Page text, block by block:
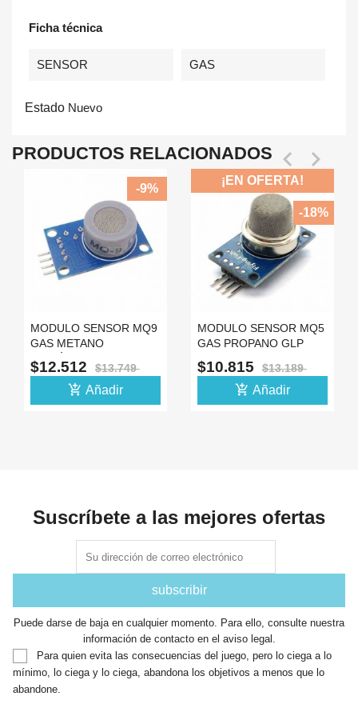
Ficha técnica
SENSOR GAS
Estado Nuevo
PRODUCTOS RELACIONADOS  
MODULO SENSOR MQ9
GAS METANO
MONÓXIDO CARBONO
MQ-9 -12
$12.512 $13.749
add_shopping_cart Añadir
-9%
MODULO SENSOR MQ5
GAS PROPANO GLP
NATURAL MQ-5
$10.815 $13.189
add_shopping_cart Añadir
¡EN OFERTA!
-18%
Suscríbete a las mejores ofertas
Puede darse de baja en cualquier momento. Para ello, consulte nuestra
información de contacto en el aviso legal.
Para quien evita las consecuencias del juego, pero lo ciega a lo
mínimo, lo ciega y lo ciega, abandona los objetivos a menos que lo
abandone.